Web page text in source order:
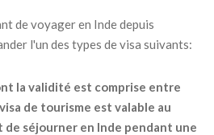
de voyager en Inde depuis
l'un des types de visa suivants:
la validité est comprise entre
de tourisme est valable au
de séjourner en Inde pendant une